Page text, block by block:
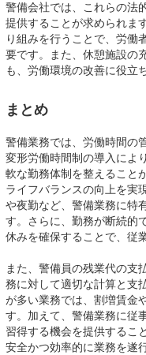
警備会社では、これらの法
提供することが求められま
り組みを行うことで、労働
要です。また、休憩施設の
も、労働環境の改善に役立
まとめ
警備業務では、労働時間の
変形労働時間制の導入によ
軟な勤務体制を整えること
ライフバランスの向上を実
や夜勤など、警備業務に特
す。さらに、勤務が断続的
休みを確保することで、従
また、警備員の残業代の支
務に対して適切な計算と支
が多い業務では、割増賃金
す。加えて、警備業務に従
習得する機会を提供するこ
安全かつ効率的に業務を遂